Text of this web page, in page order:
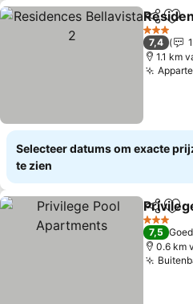
Delen
3 Sterren
7,4
1.1 km
Selecteer datums om exacte
te zien
Delen
3 Sterren
7,5 Goed
0.6 km